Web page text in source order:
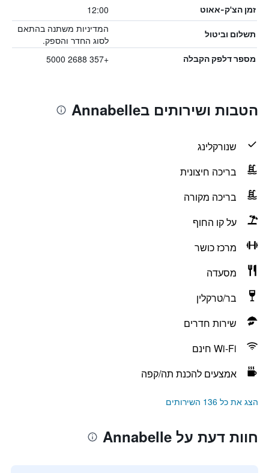
זמן הצ'ק-אאוט 12:00
תשלום וביטול
המדיניות משתנה בהתאם
לסוג החדר והספק.
מספר דלפק הקבלה +357 2688 5000
הטבות ושירותים בAnnabelle
שנורקלינג
בריכה חיצונית
בריכה מקורה
על קו החוף
מרכז כושר
מסעדה
בר/טרקלין
שירות חדרים
Wi-Fi חינם
אמצעים להכנת תה/קפה
הצג את כל 136 השירותים
חוות דעת על Annabelle